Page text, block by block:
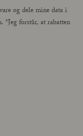
og dele mine data i
forstår, at rabatten